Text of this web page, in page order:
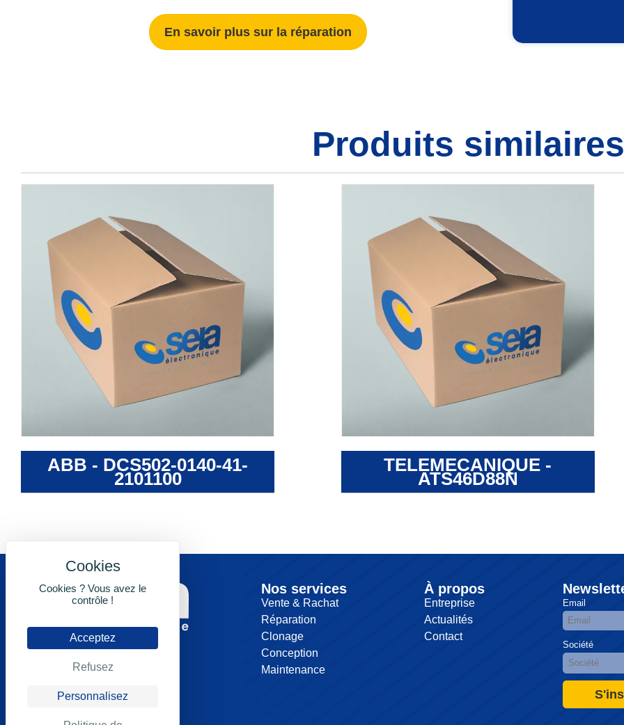
Cookies ? Vous avez le
contrôle !
Acceptez
Refusez
Personnalisez
En savoir plus sur la réparation
Produits similaires
ABB - DCS502-0140-41-
2101100
TELEMECANIQUE -
ATS46D88N
Nos services
Vente & Rachat
Réparation
Clonage
Conception
Maintenance
À propos
Entreprise
Actualités
Contact
Email
Société